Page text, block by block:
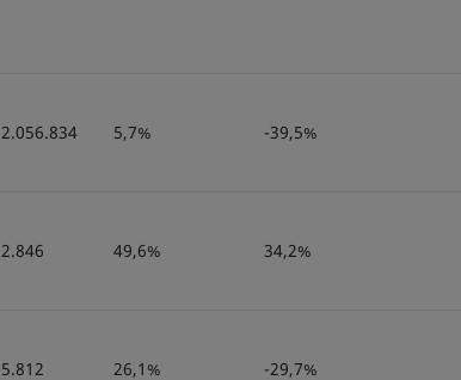
2.056.834 5,7% -39,5%
2.846 49,6% 34,2%
5.812 26,1% -29,7%